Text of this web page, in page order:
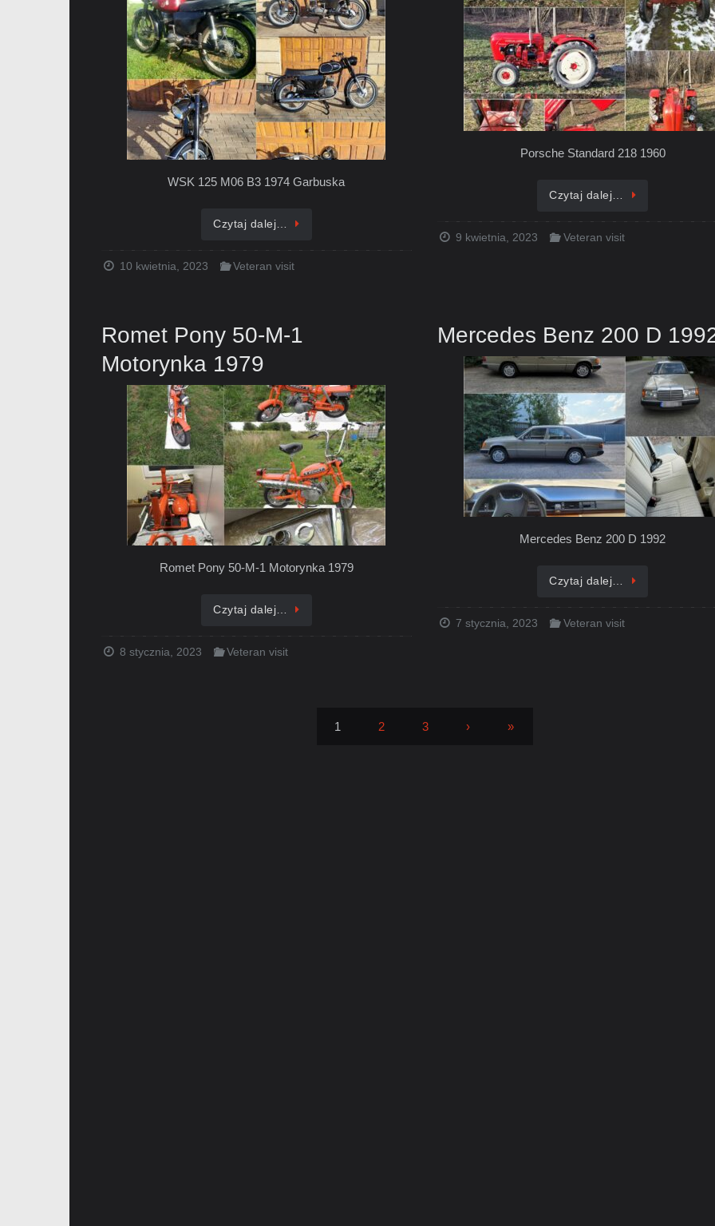
WSK 125 M06 B3 1974 Garbuska
Czytaj dalej…
10 kwietnia, 2023 Veteran visit
Porsche Standard 218 1960
Czytaj dalej…
9 kwietnia, 2023 Veteran visit
Romet Pony 50-M-1
Motorynka 1979
Romet Pony 50-M-1 Motorynka 1979
Czytaj dalej…
8 stycznia, 2023 Veteran visit
Mercedes Benz 200 D
Mercedes Benz 200 D 1992
Czytaj dalej…
7 stycznia, 2023 Veteran visit
1 2 3 › »